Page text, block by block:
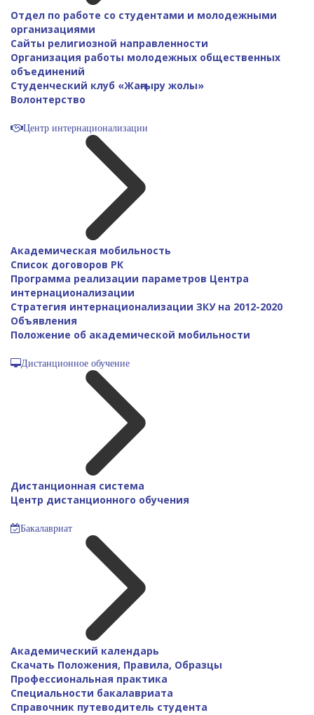
Отдел по работе со студентами и молодежными
организациями
Сайты религиозной направленности
Организация работы молодежных общественных
объединений
Студенческий клуб «Жаңғыру жолы»
Волонтерство
Центр интернационализации
Академическая мобильность
Список договоров РК
Программа реализации параметров Центра
интернационализации
Стратегия интернационализации ЗКУ на 2012-2020
Объявления
Положение об академической мобильности
Дистанционное обучение
Дистанционная система
Центр дистанционного обучения
Бакалавриат
Академический календарь
Скачать Положения, Правила, Образцы
Профессиональная практика
Специальности бакалавриата
Справочник путеводитель студента